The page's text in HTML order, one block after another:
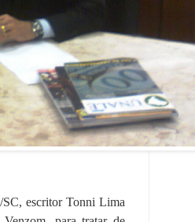
escritor Tonni Lima